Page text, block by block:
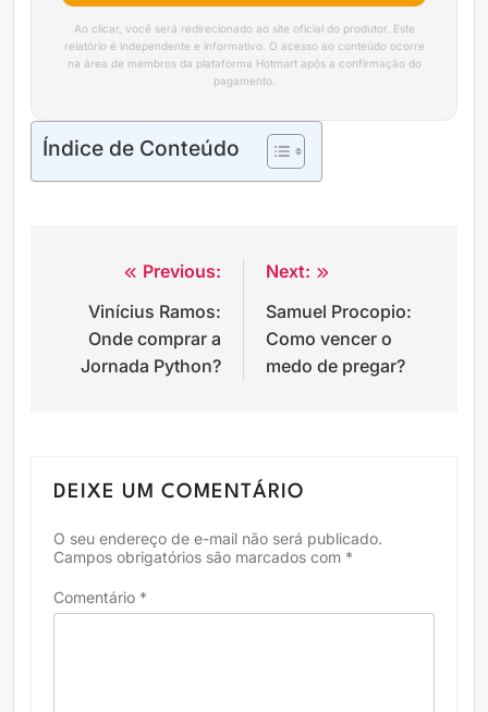
Ao clicar, você será redirecionado ao site oficial do produtor. Este
relatório é independente e informativo. O acesso ao conteúdo ocorre
na área de membros da plataforma Hotmart após a confirmação do
pagamento.
Índice de Conteúdo
Navegação
Post
Previous:
Vinícius Ramos:
Onde comprar a
Jornada Python?
Next:
Samuel Procopio:
Como vencer o
medo de pregar?
DEIXE UM COMENTÁRIO
O seu endereço de e-mail não será publicado.
Campos obrigatórios são marcados com *
Comentário *